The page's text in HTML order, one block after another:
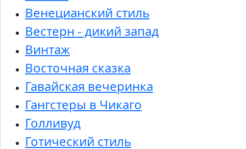
Венецианский стиль
Вестерн - дикий запад
Винтаж
Восточная сказка
Гавайская вечеринка
Гангстеры в Чикаго
Голливуд
Готический стиль